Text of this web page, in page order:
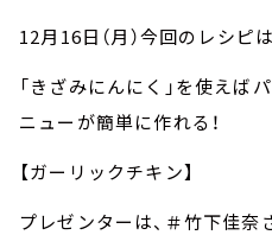
12月16日（月）今回のレシピは
「きざみにんにく」を使えば
ニューが簡単に作れる！
【ガーリックチキン】
プレゼンターは、＃竹下佳奈